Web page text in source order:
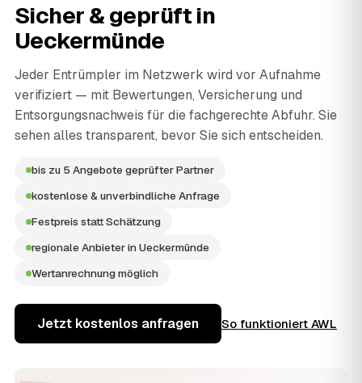
Sicher & geprüft in
Ueckermünde
Jeder Entrümpler im Netzwerk wird vor Aufnahme
verifiziert — mit Bewertungen, Versicherung und
Entsorgungsnachweis für die fachgerechte Abfuhr. Sie
sehen alles transparent, bevor Sie sich entscheiden.
bis zu 5 Angebote geprüfter Partner
kostenlose & unverbindliche Anfrage
Festpreis statt Schätzung
regionale Anbieter in Ueckermünde
Wertanrechnung möglich
Jetzt kostenlos anfragen So funktioniert AWL